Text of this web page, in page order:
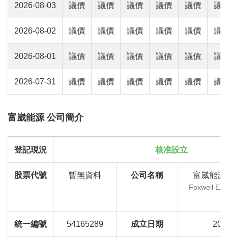
2026-08-03 議價 議價 議價 議價 議價 議
2026-08-02 議價 議價 議價 議價 議價 議
2026-08-01 議價 議價 議價 議價 議價 議
2026-07-31 議價 議價 議價 議價 議價 議
富崴能源 公司簡介
登記現況 核准設立
股票代號 暫無資料 公司名稱 富崴能源
Foxwell
統一編號 54165289 成立日期